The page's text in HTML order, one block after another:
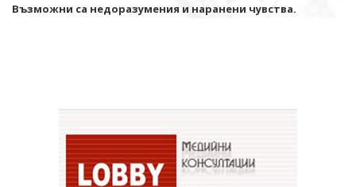
Възможни са недоразумения и наранени чувства.